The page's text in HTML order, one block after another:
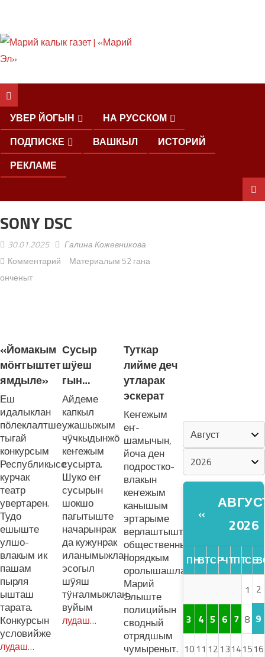
УВЕР ЙОГЫН
НА РУССКОМ
ПОДПИСКЕ
ВАШКЫЛ
ИСТОРИЙ
РЕКЛАМЕ
SONY DSC
30.01.2025
Галина Кожевникова
Комментарий
Материалым 52 гана
онченыт
«Йомакым
мӧҥгыштет
ямдыле»
Еш
идалыклан
пӧлеклалтше
тыгай
конкурсым
Республикысе
курчак
театр
увертарен.
Тудо
ешыште
улшо-
влакым ик
пашам
пырля
ышташ
тарата.
Конкурсын
условийже
лудаш…
Сусыр
шӱеш
гын…
Айдеме
капкыл
ужашыжым
чӱчкыдынжӧ
кеҥежым
сусырта.
Шуко еҥ
сусырын
шокшо
пагытыште
начарынрак
да кужунрак
иланымыжлан,
эсогыл
шӱяш
тӱҥалмыжлан
вуйым
лудаш…
Туткар
лийме деч
утларак
эскерат
Кеҥежым
еҥ-
шамычын,
йоча ден
подростко-
влакын
кеҥежым
канышым
эртарыме
верлаштышт
общественный
порядкым
оролышашлан
Марий
Элыште
полицийын
сводный
отрядшым
чумыреныт.
«
2026
ПНВТСРЧТПТСБ
1 2
3 4 5 6 7 8 9
1011 1213141516